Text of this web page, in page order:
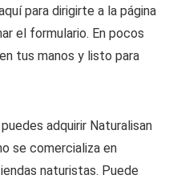
para dirigirte a la página
el formulario. En pocos
tus manos y listo para
adquirir Naturalisan
se comercializa en
naturistas. Puede